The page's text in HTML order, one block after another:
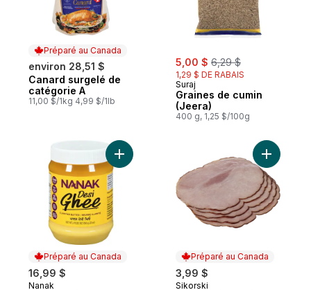
Préparé au Canada
environ 28,51 $
Préparé au Canada
Canard surgelé de
catégorie A
11,00 $/1kg 4,99 $/1lb
sale:
5,00 $ , formerly:
6,29 $
1,29 $ DE RABAIS
Suraj
Graines de cumin
(Jeera)
400 g, 1,25 $/100g
Préparé au Canada
16,99 $
Nanak
Ajouter Ghee desi au panier
Préparé au Canada
3,99 $
Sikorski
Ajouter